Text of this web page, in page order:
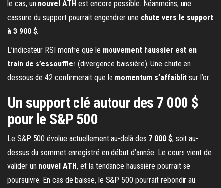
le cas, un nouvel ATH est encore possible. Néanmoins, une
cassure du support pourrait engendrer une chute vers le support
à 3 900 $.
L’indicateur RSI montre que le mouvement haussier est en
train de s’essouffler (divergence baissière). Une chute en
dessous de 42 confirmerait que le momentum s’affaiblit sur l’or.
Un support clé autour des 7 000 $
pour le S&P 500
Le S&P 500 évolue actuellement au-delà des 7 000 $, soit au-
dessus du sommet enregistré en début d’année. Le cours vient de
valider un nouvel ATH, et la tendance haussière pourrait se
poursuivre. En cas de baisse, le S&P 500 pourrait rebondir au